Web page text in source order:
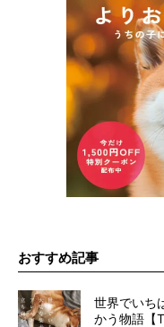
おすすめ記事
世界でいち
かう物語【